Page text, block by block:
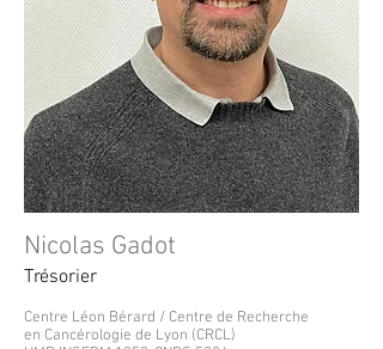
Nicolas Gadot
Trésorier
Centre Léon Bérard / Centre de Recherche
en Cancérologie de Lyon (CRCL)